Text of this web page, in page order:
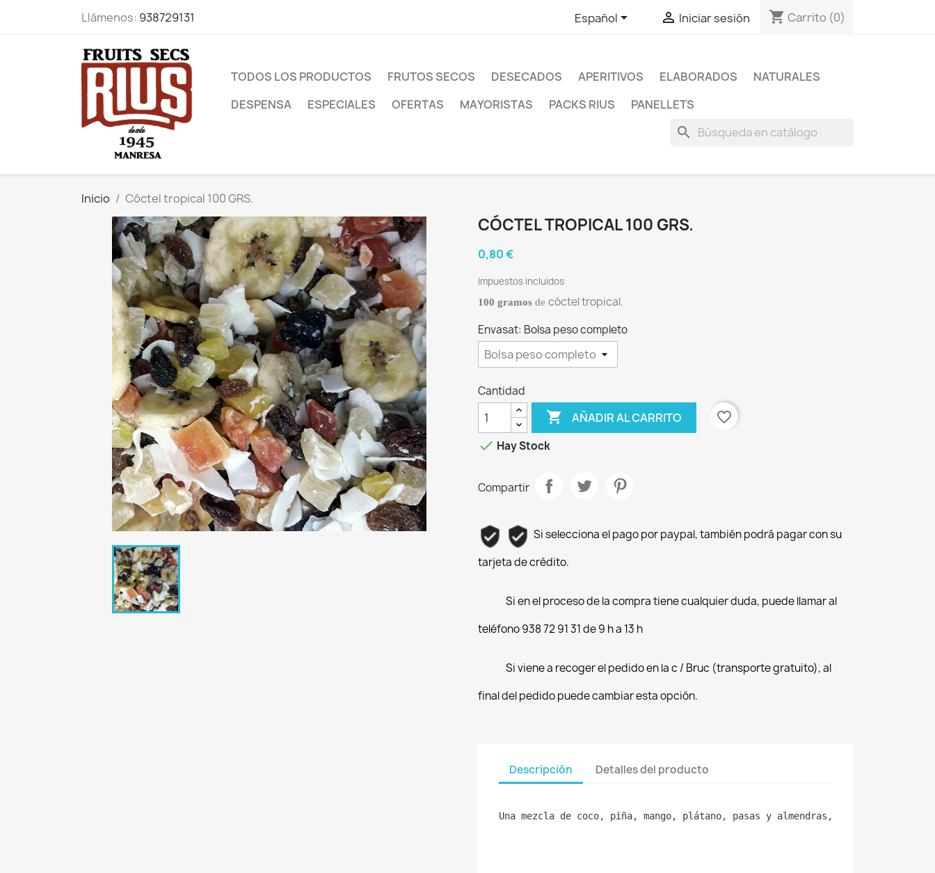
Llámenos: 938729131 Español  Iniciar sesión shopping_cart Carrito (0)
TODOS LOS PRODUCTOS FRUTOS SECOS DESECADOS APERITIVOS ELABORADOS
NATURALES
DESPENSA
ESPECIALES OFERTAS MAYORISTAS PACKS RIUS PANELLETS
search
Inicio Cóctel tropical 100 GRS.
CÓCTEL TROPICAL 100 GRS.
0,80 €
Impuestos incluidos
100 gramos de cóctel tropical.
Envasat: Bolsa peso completo
Cantidad
 AÑADIR AL CARRITO
favorite_border
 Hay Stock
Compartir
Si selecciona el pago por paypal, también podrá pagar con su
tarjeta de crédito.
Si en el proceso de la compra tiene cualquier duda, puede llamar al
teléfono 938 72 91 31 de 9 h a 13 h
Si viene a recoger el pedido en la c / Bruc (transporte gratuito), al
final del pedido puede cambiar esta opción.
Descripción Detalles del producto
Una mezcla de coco, piña, mango, plátano, pasas y almendras, ideal para